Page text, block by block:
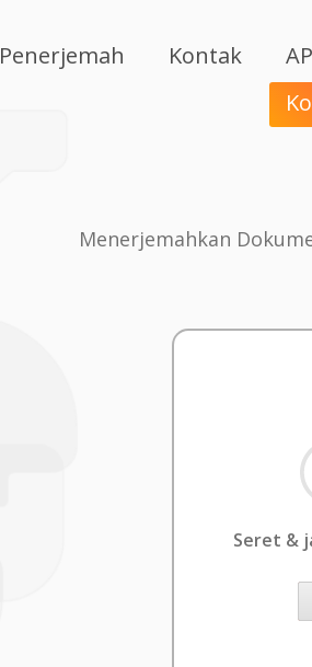
Penerjemah Kontak
Menerjemahkan
Seret &